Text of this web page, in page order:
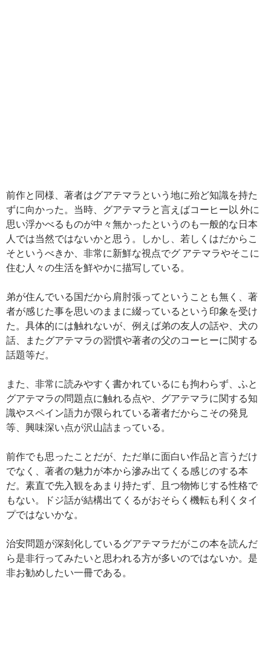
前作と同様、著者はグアテマラという地に殆ど知識を持た
ずに向かった。当時、グアテマラと言えばコーヒー以 外に
思い浮かべるものが中々無かったというのも一般的な日本
人では当然ではないかと思う。しかし、若しくはだからこ
そというべきか、非常に新鮮な視点でグ アテマラやそこに
住む人々の生活を鮮やかに描写している。
弟が住んでいる国だから肩肘張ってということも無く、著
者が感じた事を思いのままに綴っているという印象を受け
た。具体的には触れないが、例えば弟の友人の話や、犬の
話、またグアテマラの習慣や著者の父のコーヒーに関する
話題等だ。
また、非常に読みやすく書かれているにも拘わらず、ふと
グアテマラの問題点に触れる点や、グアテマラに関する知
識やスペイン語力が限られている著者だからこその発見
等、興味深い点が沢山詰まっている。
前作でも思ったことだが、ただ単に面白い作品と言うだけ
でなく、著者の魅力が本から滲み出てくる感じのする本
だ。素直で先入観をあまり持たず、且つ物怖じする性格で
もない。ドジ話が結構出てくるがおそらく機転も利くタイ
プではないかな。
治安問題が深刻化しているグアテマラだがこの本を読んだ
ら是非行ってみたいと思われる方が多いのではないか。是
非お勧めしたい一冊である。